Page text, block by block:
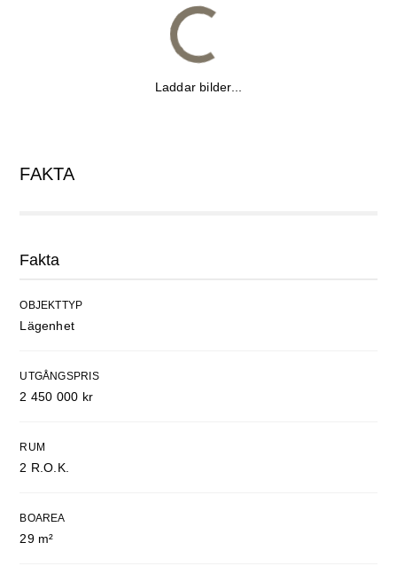
Illustrationsbild
Illustrationsbild
Illustrationsbild
Illustration restaurang Orren
Handritad situationsplan
Laddar bilder...
FAKTA
Fakta
OBJEKTTYP
Lägenhet
UTGÅNGSPRIS
2 450 000 kr
RUM
2 R.O.K.
BOAREA
29 m²